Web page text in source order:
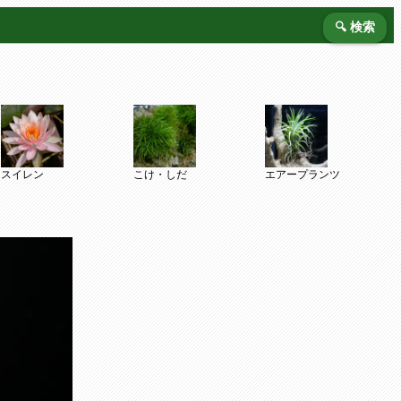
🔍 検索
スイレン こけ・しだ エアープランツ